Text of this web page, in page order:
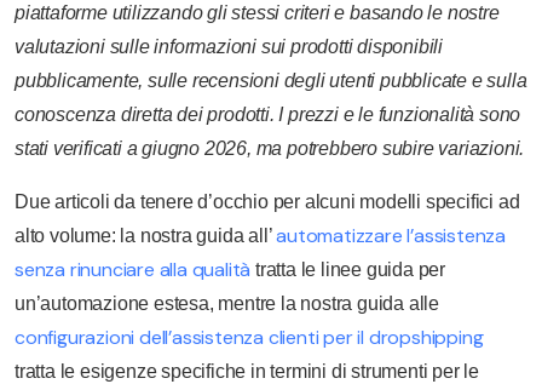
piattaforme utilizzando gli stessi criteri e basando le nostre
valutazioni sulle informazioni sui prodotti disponibili
pubblicamente, sulle recensioni degli utenti pubblicate e sulla
conoscenza diretta dei prodotti. I prezzi e le funzionalità sono
stati verificati a giugno 2026, ma potrebbero subire variazioni.
Due articoli da tenere d’occhio per alcuni modelli specifici ad
alto volume: la nostra guida all’automatizzare l’assistenza
senza rinunciare alla qualità tratta le linee guida per
un’automazione estesa, mentre la nostra guida alle
configurazioni dell’assistenza clienti per il dropshipping
tratta le esigenze specifiche in termini di strumenti per le